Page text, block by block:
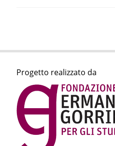
Progetto realizzato da